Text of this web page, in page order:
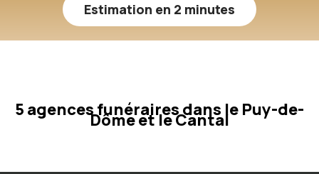
Estimation en 2 minutes
5 agences funéraires dans le Puy-de-
Dôme et le Cantal